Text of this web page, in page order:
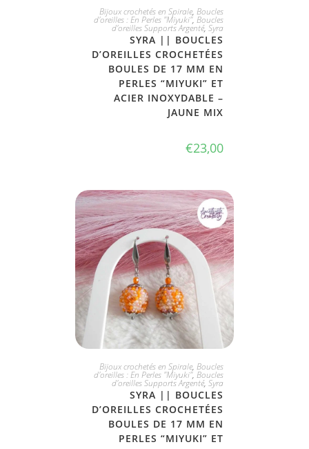
JE L'ADOPTE
Bijoux crochetés en Spirale, Boucles
d'oreilles : En Perles "Miyuki", Boucles
d'oreilles Supports Argenté, Syra
SYRA || BOUCLES
D’OREILLES CROCHETÉES
BOULES DE 17 MM EN
PERLES “MIYUKI” ET
ACIER INOXYDABLE –
JAUNE MIX
€23,00
JE L'ADOPTE
Bijoux crochetés en Spirale, Boucles
d'oreilles : En Perles "Miyuki", Boucles
d'oreilles Supports Argenté, Syra
SYRA || BOUCLES
D’OREILLES CROCHETÉES
BOULES DE 17 MM EN
PERLES “MIYUKI” ET